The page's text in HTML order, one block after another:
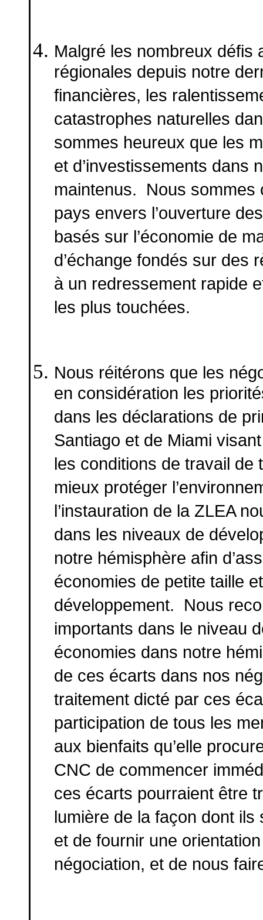
Malgré les nombreux défis
régionales depuis notre
financières, les
catastrophes naturelles
sommes heureux que les
et d’investissements dans
maintenus. Nous sommes
pays envers l’ouverture
basés sur l’économie de
d’échange fondés sur des
à un redressement rapide
les plus touchées.
Nous réitérons que les
en considération les
dans les déclarations de
Santiago et de Miami
les conditions de travail de
mieux protéger
l’instauration de la ZLEA
dans les niveaux de
notre hémisphère afin
économies de petite taille
développement. Nous
importants dans le niveau
économies dans notre
de ces écarts dans nos
traitement dicté par ces
participation de tous les
aux bienfaits qu’elle
CNC de commencer
ces écarts pourraient être
lumière de la façon dont
et de fournir une
négociation, et de nous